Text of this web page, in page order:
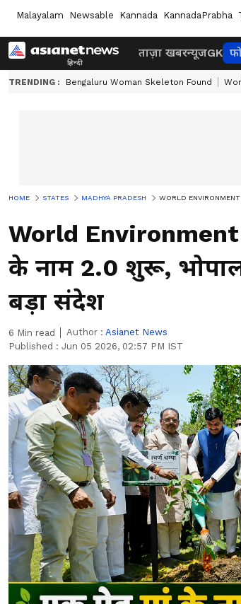
Malayalam Newsable Kannada KannadaPrabha
ताज़ा खबरन्यूजGK
TRENDING : Bengaluru Woman Skeleton Found
HOME STATES MADHYA PRADESH WORLD ENVIRONMENT
World
के नाम 2.0 शुरू,
बड़ा संदेश
6 Min read Author : Asianet News
Published : Jun 05 2026, 02:57 PM IST